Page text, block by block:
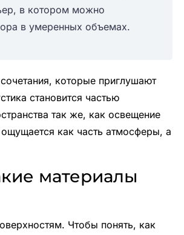
в котором можно
в умеренных объемах.
которые приглушают
становится частью
так же, как освещение
как часть атмосферы, а
материалы
Чтобы понять, как